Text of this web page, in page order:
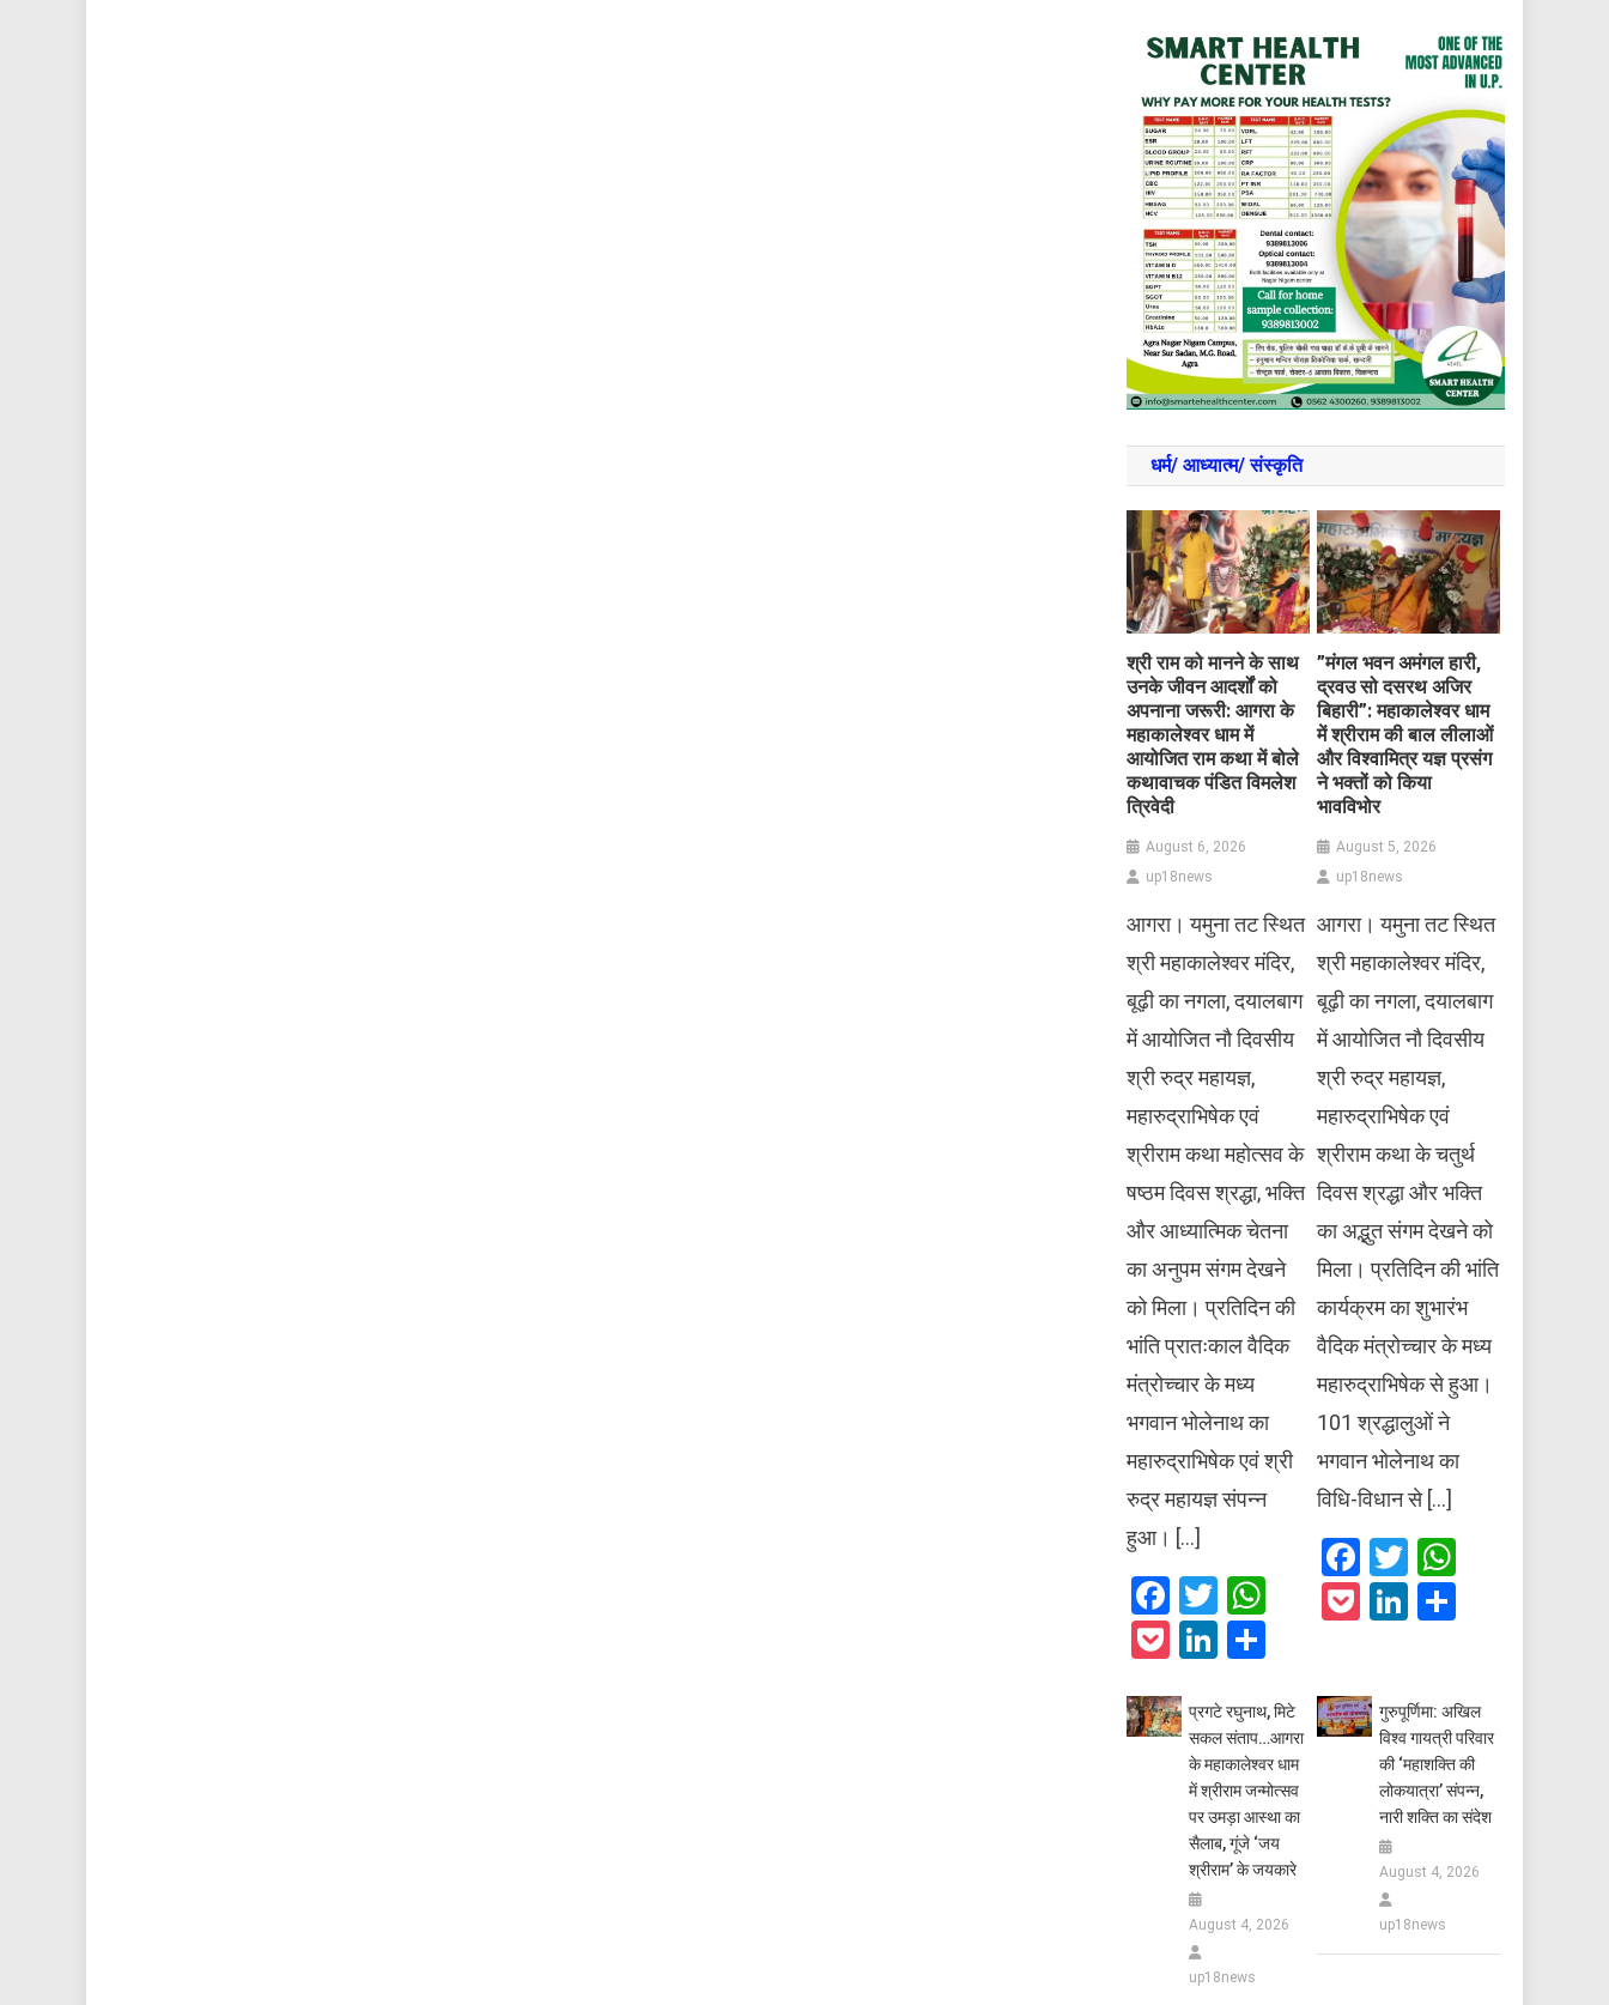
धर्म/ आध्‍यात्‍म/ संस्‍कृति
​श्री राम को मानने के साथ
उनके जीवन आदर्शों को
अपनाना जरूरी: आगरा के
महाकालेश्वर धाम में
आयोजित राम कथा में बोले
कथावाचक पंडित विमलेश
त्रिवेदी
August 6, 2026
up18news
आगरा। यमुना तट स्थित
श्री महाकालेश्वर मंदिर,
बूढ़ी का नगला, दयालबाग
में आयोजित नौ दिवसीय
श्री रुद्र महायज्ञ,
महारुद्राभिषेक एवं
श्रीराम कथा महोत्सव के
षष्ठम दिवस श्रद्धा, भक्ति
और आध्यात्मिक चेतना
का अनुपम संगम देखने
को मिला। प्रतिदिन की
भांति प्रातःकाल वैदिक
मंत्रोच्चार के मध्य
भगवान भोलेनाथ का
महारुद्राभिषेक एवं श्री
रुद्र महायज्ञ संपन्न
हुआ। […]
Facebook
TwitterWhatsApp
PocketLinkedIn
​”मंगल भवन अमंगल हारी,
द्रवउ सो दसरथ अजिर
बिहारी”: महाकालेश्वर धाम
में श्रीराम की बाल लीलाओं
और विश्वामित्र यज्ञ प्रसंग
ने भक्तों को किया
भावविभोर
August 5, 2026
up18news
आगरा। यमुना तट स्थित
श्री महाकालेश्वर मंदिर,
बूढ़ी का नगला, दयालबाग
में आयोजित नौ दिवसीय
श्री रुद्र महायज्ञ,
महारुद्राभिषेक एवं
श्रीराम कथा के चतुर्थ
दिवस श्रद्धा और भक्ति
का अद्भुत संगम देखने को
मिला। प्रतिदिन की भांति
कार्यक्रम का शुभारंभ
वैदिक मंत्रोच्चार के मध्य
महारुद्राभिषेक से हुआ।
101 श्रद्धालुओं ने
भगवान भोलेनाथ का
विधि-विधान से […]
Facebook
Twitter
PocketLinkedIn
प्रगटे रघुनाथ, मिटे
सकल संताप…आगरा
के महाकालेश्वर धाम
में श्रीराम जन्मोत्सव
पर उमड़ा आस्था का
सैलाब, गूंजे ‘जय
श्रीराम’ के जयकारे
August 4, 2026
up18news
गुरुपूर्णिमा: अखिल
विश्व गायत्री परिवार
की ‘महाशक्ति की
लोकयात्रा’ संपन्न,
नारी शक्ति का संदेश
August 4, 2026
up18news